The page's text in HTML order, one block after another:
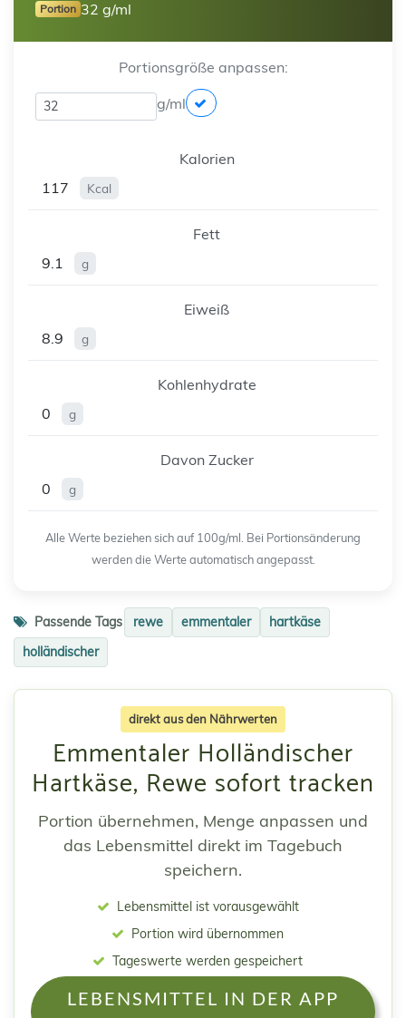
Portion 32 g/ml
Portionsgröße anpassen:
g/ml
Kalorien
117
Kcal
Fett
9.1
g
Eiweiß
8.9
g
Kohlenhydrate
0
g
Davon Zucker
0
g
Alle Werte beziehen sich auf 100g/ml. Bei Portionsänderung
werden die Werte automatisch angepasst.
Passende Tags rewe emmentaler
hartkäse
holländischer
direkt aus den Nährwerten
Emmentaler Holländischer
Hartkäse, Rewe sofort tracken
Portion übernehmen, Menge anpassen und
das Lebensmittel direkt im Tagebuch
speichern.
Lebensmittel ist vorausgewählt
Portion wird übernommen
Tageswerte werden gespeichert
LEBENSMITTEL IN DER APP